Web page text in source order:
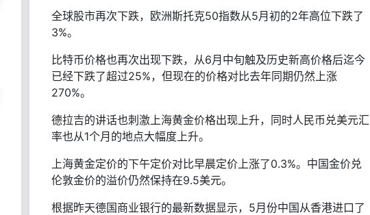
全球股市再次下跌，欧洲斯托克50指数从5月初的2年高位下跌了
3%。
比特币价格也再次出现下跌，从6月中旬触及历史新高价格后迄今
已经下跌了超过25%，但现在的价格对比去年同期仍然上涨
270%。
德拉吉的讲话也刺激上海黄金价格出现上升，同时人民币兑美元汇
率也从1个月的地点大幅度上升。
上海黄金定价的下午定价对比早晨定价上涨了0.3%。中国金价兑
伦敦金价的溢价仍然保持在9.5美元。
根据昨天德国商业银行的最新数据显示，5月份中国从香港进口了